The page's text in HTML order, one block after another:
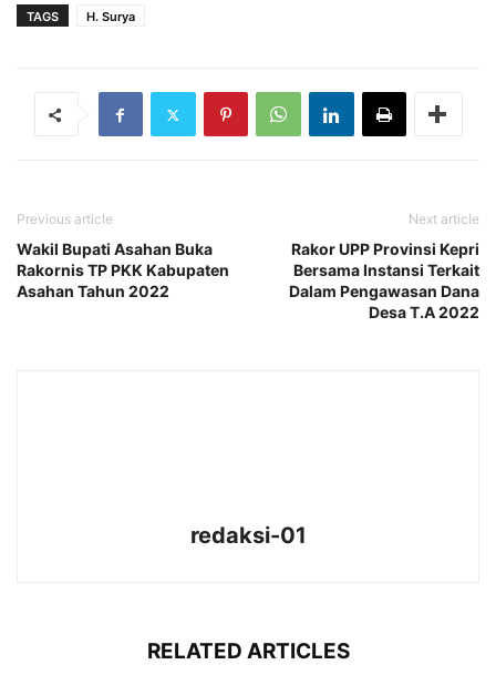
TAGS H. Surya
Previous article
Wakil Bupati Asahan Buka
Rakornis TP PKK Kabupaten
Asahan Tahun 2022
Next article
Rakor UPP Provinsi Kepri
Bersama Instansi Terkait
Dalam Pengawasan Dana
Desa T.A 2022
redaksi-01
RELATED ARTICLES